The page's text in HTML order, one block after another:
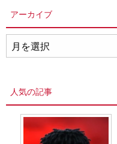
アーカイブ
ー
人気の記事